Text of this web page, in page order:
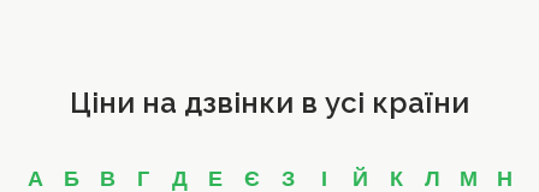
Ціни на дзвінки в усі країни
А Б В Г Д Е Є З І Й К Л М
Н